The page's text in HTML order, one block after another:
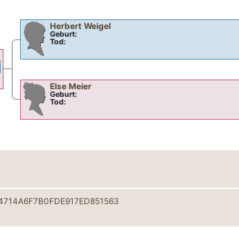
Verknüpfungen
Herbert Weigel
Geburt:
Tod:
Else Meier
Geburt:
Tod: